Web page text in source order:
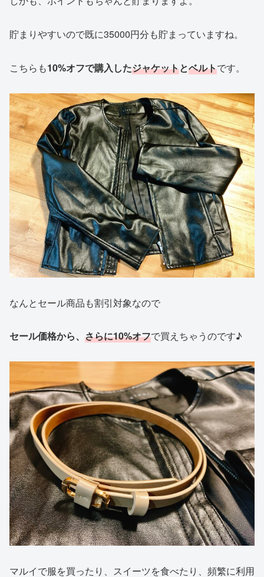
貯まりやすいので既に35000円分も貯まっていますね。
こちらも10%オフで購入したジャケットとベルトです。
なんとセール商品も割引対象なので
セール価格から、 さらに10%オフで買えちゃうのです♪
マルイで服を買ったり、スイーツを食べたり、頻繁に利用